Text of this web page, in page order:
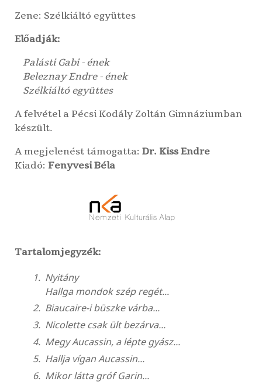
Zene: Szélkiáltó együttes
Előadják:
Palásti Gabi- ének
Beleznay Endre- ének
Szélkiáltó együttes
A felvétel a Pécsi Kodály Zoltán Gimnáziumban
készült.
A megjelenést támogatta: Dr. Kiss Endre
Kiadó: Fenyvesi Béla
Tartalomjegyzék:
Nyitány
Hallga mondok szép regét...
Biaucaire-i büszke várba...
Nicolette csak ült bezárva...
Megy Aucassin, a lépte gyász...
Hallja vígan Aucassin...
Mikor látta gróf Garin...